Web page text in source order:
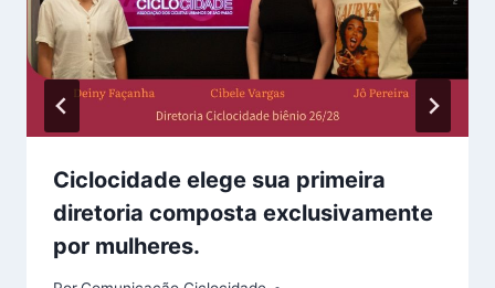
Ciclocidade elege sua primeira
diretoria composta exclusivamente
por mulheres.